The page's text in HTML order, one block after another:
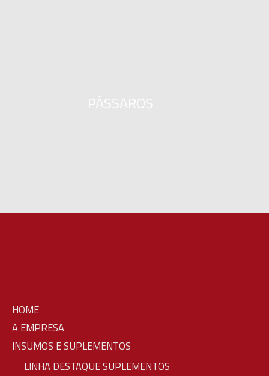
PÁSSAROS
HOME
A EMPRESA
INSUMOS E SUPLEMENTOS
LINHA DESTAQUE SUPLEMENTOS